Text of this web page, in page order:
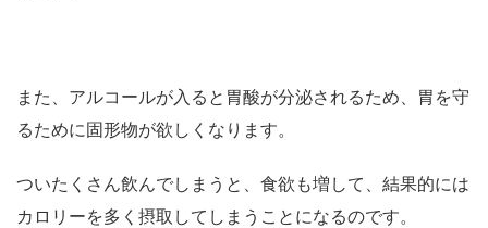
また、アルコールが入ると胃酸が分泌されるため、胃を守
るために固形物が欲しくなります。
ついたくさん飲んでしまうと、食欲も増して、結果的には
カロリーを多く摂取してしまうことになるのです。